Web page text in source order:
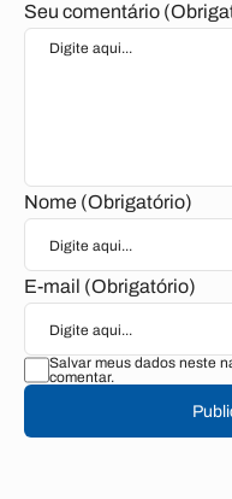
Seu comentário
Nome (Obrigatório)
E-mail (Obrigatório)
Salvar meus dados neste
comentar.